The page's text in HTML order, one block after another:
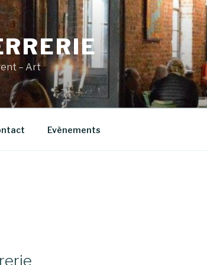
– Art
Evènements